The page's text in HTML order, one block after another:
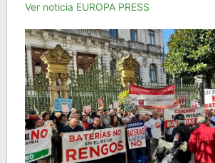
Ver noticia EUROPA PRESS